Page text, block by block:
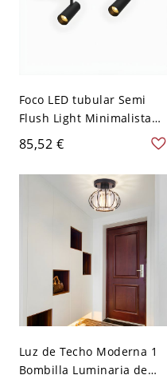
Foco LED tubular Semi
Flush Light Minimalista
Tienda de ropa de metal
Iluminación de
seguimiento - 110 A 120 V
85,52 €
Luz de Techo Moderna 1
Bombilla Luminaria de